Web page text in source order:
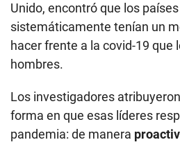
Unido, encontró que los
sistemáticamente tenían un
hacer frente a la covid-19 que
hombres.
Los investigadores
forma en que esas líderes
pandemia: de manera